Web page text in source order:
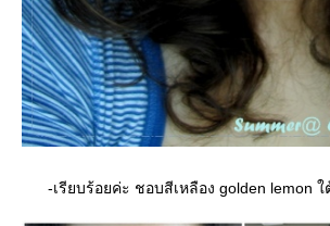
-เรียบร้อยค่ะ ชอบสีเหลือง golden lemon